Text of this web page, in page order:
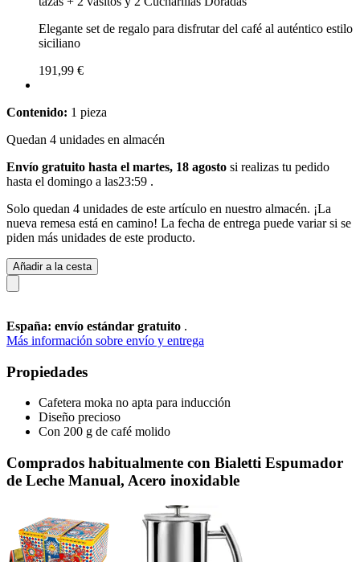
Elegante set de regalo para disfrutar del café al auténtico estilo
siciliano
191,99 €
Contenido: 1 pieza
Quedan 4 unidades en almacén
Envío gratuito hasta el martes, 18 agosto si realizas tu pedido
hasta el domingo a las23:59 .
Solo quedan 4 unidades de este artículo en nuestro almacén. ¡La
nueva remesa está en camino! La fecha de entrega puede variar si se
piden más unidades de este producto.
Añadir a la cesta
España: envío estándar gratuito .
Más información sobre envío y entrega
Propiedades
Cafetera moka no apta para inducción
Diseño precioso
Con 200 g de café molido
Comprados habitualmente con Bialetti Espumador
de Leche Manual, Acero inoxidable